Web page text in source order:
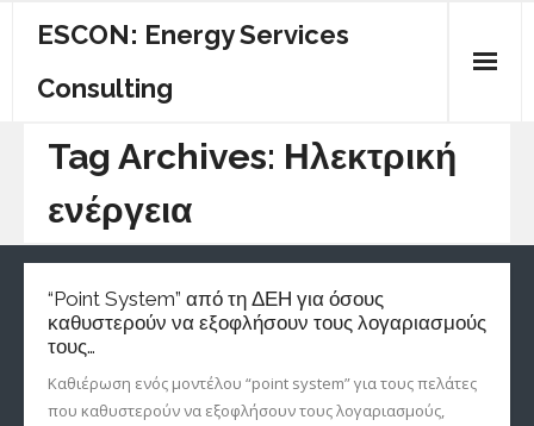
ESCON: Energy Services
Consulting
ΠΟΙΟΙ ΕΙΜΑΣΤΕ
ΚΕΝΤΡΙΚΗ
ΕΝΕΡΓΕΙΑΚΟΣ ΟΔΗΓΟΣ
ΥΠΗΡΕΣΙΕΣ
ΕΠΙΚΟΙΝΩΝΙΑ
Tag Archives: Ηλεκτρική
ενέργεια
“Point System” από τη ΔΕΗ για όσους
καθυστερούν να εξοφλήσουν τους λογαριασμούς
τους…
Καθιέρωση ενός μοντέλου “point system” για τους πελάτες
που καθυστερούν να εξοφλήσουν τους λογαριασμούς,